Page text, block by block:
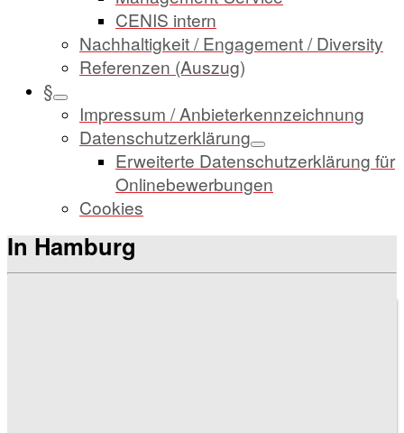
CENIS intern
Nachhaltigkeit / Engagement / Diversity
Referenzen (Auszug)
§
Impressum / Anbieterkennzeichnung
Datenschutzerklärung
Erweiterte Datenschutzerklärung für
Onlinebewerbungen
Cookies
In Hamburg